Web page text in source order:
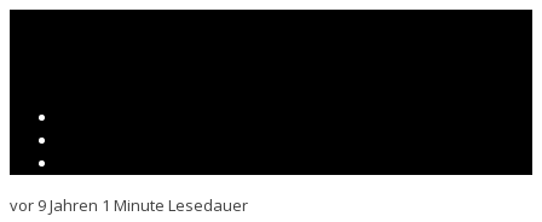
vor 9 Jahren 1 Minute Lesedauer